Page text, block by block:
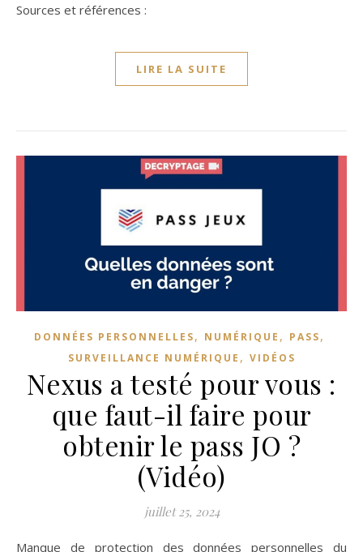
Sources et références :
LIRE LA SUITE
DONNÉES PERSONNELLES, NUMÉRIQUE , PASS,
SURVEILLANCE NUMÉRIQUE , VIDÉOS
Nexus a testé pour vous :
que faut-il faire pour
obtenir le pass JO ?
(Vidéo)
juillet 25, 2024
Manque de protection des données personnelles du